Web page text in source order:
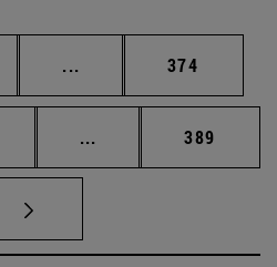
... Páginas intermedias
Página
374
... Páginas intermedias
Página
389